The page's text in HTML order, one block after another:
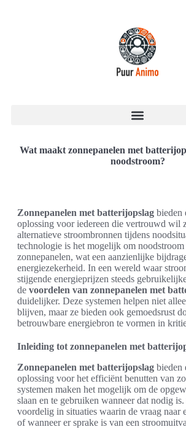
Wat maakt zonnepanelen met
noodstroom?
Zonnepanelen met batterijopslag bieden
oplossing voor iedereen die vertrouwd wil
alternatieve stroombronnen tijdens
technologie is het mogelijk om
zonnepanelen, wat een aanzienlijke
energiezekerheid. In een wereld waar
stijgende energieprijzen steeds
de voordelen van zonnepanelen met
duidelijker. Deze systemen helpen niet
blijven, maar ze bieden ook gemoedsrust
betrouwbare energiebron te vormen in
Inleiding tot zonnepanelen met
Zonnepanelen met batterijopslag bieden
oplossing voor het efficiënt benutten van
systemen maken het mogelijk om de
slaan en te gebruiken wanneer dat nodig
voordelig in situaties waarin de vraag naar
of wanneer er sprake is van een